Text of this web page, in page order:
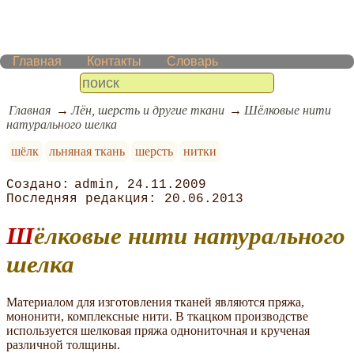
Главная Контакты Словарь
Главная Лён, шерсть и другие ткани
Шёлковые нити
натурального шелка
шёлк
льняная ткань шерсть нитки
admin
24.11.2009
20.06.2013
Шёлковые нити натурального
шелка
Материалом для изготовления тканей являются пряжа,
мононити, комплексные нити. В ткацком производстве
используется шелковая пряжа однониточная и крученая
различной толщины.